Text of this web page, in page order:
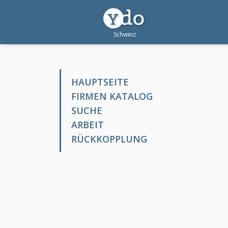
HAUPTSEITE
FIRMEN KATALOG
SUCHE
ARBEIT
RÜCKKOPPLUNG